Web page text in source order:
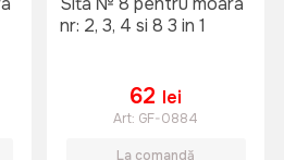
nr: 2, 3, 4 si 8 3 in 1
62 lei
Art: GF-0884
La comandă